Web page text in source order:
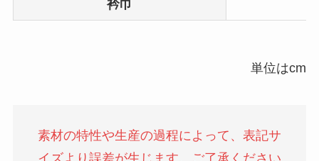
衿巾
単位はcm
素材の特性や生産の過程によって、表記サ